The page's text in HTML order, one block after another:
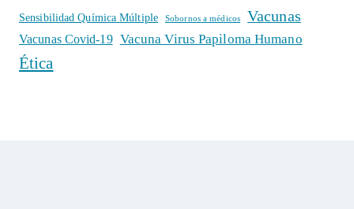
Sensibilidad Química Múltiple Sobornos a médicos Vacunas
Vacunas Covid-19 Vacuna Virus Papiloma Humano
Ética